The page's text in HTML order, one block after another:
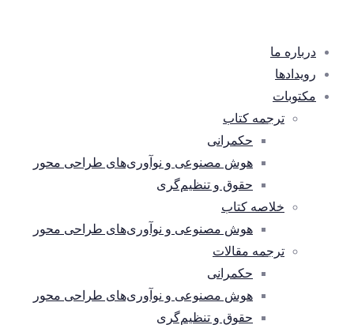
درباره ما
رویدادها
مکتوبات
ترجمه کتاب
حکمرانی
هوش مصنوعی و نوآوری‌های طراحی محور
حقوق و تنظیم‌گری
خلاصه کتاب
هوش مصنوعی و نوآوری‌های طراحی محور
ترجمه مقالات
حکمرانی
هوش مصنوعی و نوآوری‌های طراحی محور
حقوق و تنظیم‌گری